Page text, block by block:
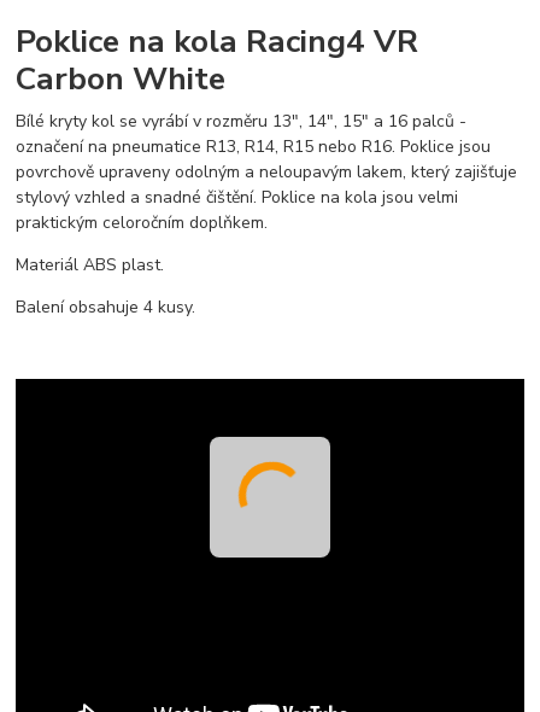
Poklice na kola Racing4 VR
Carbon White
Bílé kryty kol se vyrábí v rozměru 13", 14", 15" a 16 palců -
označení na pneumatice R13, R14, R15 nebo R16. Poklice jsou
povrchově upraveny odolným a neloupavým lakem, který zajišťuje
stylový vzhled a snadné čištění. Poklice na kola jsou velmi
praktickým celoročním doplňkem.
Materiál ABS plast.
Balení obsahuje 4 kusy.